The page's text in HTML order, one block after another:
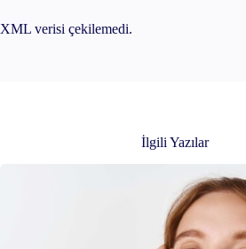
XML verisi çekilemedi.
İlgili Yazılar